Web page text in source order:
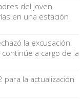
del joven
en una estación
la excusación
a cargo de la
para la actualización